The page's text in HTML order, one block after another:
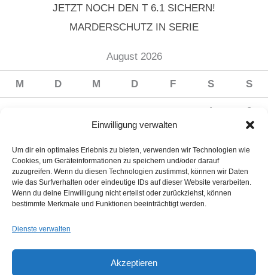
Einwilligung verwalten
Um dir ein optimales Erlebnis zu bieten, verwenden wir Technologien wie
Cookies, um Geräteinformationen zu speichern und/oder darauf
zuzugreifen. Wenn du diesen Technologien zustimmst, können wir Daten
wie das Surfverhalten oder eindeutige IDs auf dieser Website verarbeiten.
Wenn du deine Einwilligung nicht erteilst oder zurückziehst, können
bestimmte Merkmale und Funktionen beeinträchtigt werden.
Dienste verwalten
Akzeptieren
JETZT NOCH DEN T 6.1 SICHERN!
MARDERSCHUTZ IN SERIE
August 2026
M D M D F S S
1
2
6
9
10
11 12 13 14 15
16
17
18 19 20 21 22
23
24
25 26 27 28 29
« Juli